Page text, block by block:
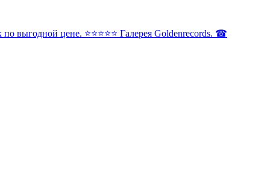
выгодной цене. ⭐️⭐️⭐️⭐️⭐️ Галерея Goldenrecords. ☎